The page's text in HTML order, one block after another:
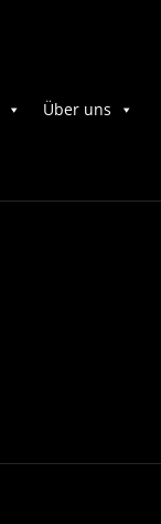
Über uns